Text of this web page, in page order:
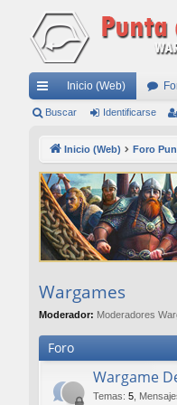
nl
rá
pi
do
Inicio (Web)
Buscar Identificarse
Inicio (Web) Foro
Wargames
Moderador: Moderadores
Foro
Wargame
Temas: 5,